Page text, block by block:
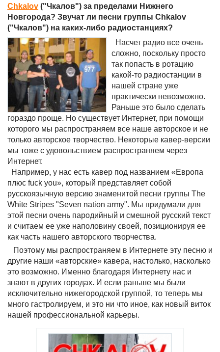
Chkalov ("Чкалов") за пределами Нижнего
Новгорода? Звучат ли песни группы Chkalov
("Чкалов") на каких-либо радиостанциях?
Насчет радио все очень
сложно, поскольку просто
так попасть в ротацию
какой-то радиостанции в
нашей стране уже
практически невозможно.
Раньше это было сделать
гораздо проще. Но существует Интернет, при помощи
которого мы распространяем все наше авторское и не
только авторское творчество. Некоторые кавер-версии
мы тоже с удовольствием распространяем через
Интернет.
Например, у нас есть кавер под названием «Европа
плюс fuck you», который представляет собой
русскоязычную версию знаменитой песни группы The
White Stripes "Seven nation army". Мы придумали для
этой песни очень пародийный и смешной русский текст
и считаем ее уже наполовину своей, позиционируя ее
как часть нашего авторского творчества.
Поэтому мы распространяем в Интернете эту песню и
другие наши «авторские» кавера, настолько, насколько
это возможно. Именно благодаря Интернету нас и
знают в других городах. И если раньше мы были
исключительно нижегородской группой, то теперь мы
много гастролируем, и это ни что иное, как новый виток
нашей профессиональной карьеры.